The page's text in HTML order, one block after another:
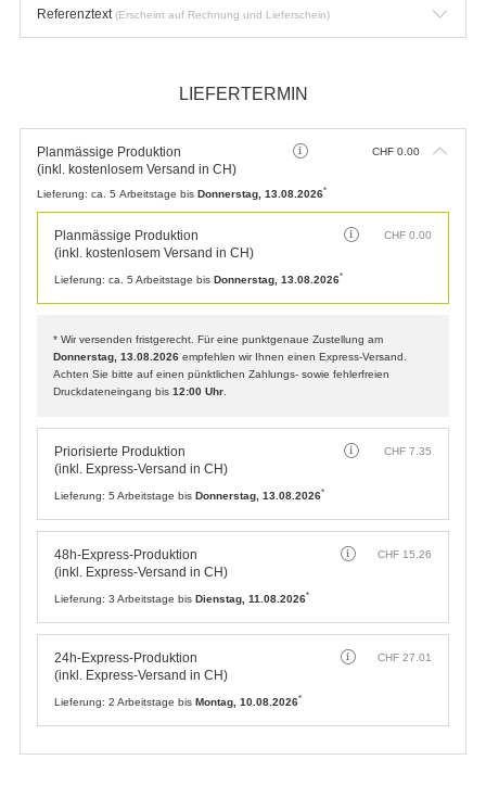
Referenztext (Erscheint auf Rechnung und Lieferschein)
LIEFERTERMIN
Planmässige Produktion
(inkl. kostenlosem Versand in CH)
CHF 0.00
Lieferung: ca. 5 Arbeitstage bis Donnerstag, 13.08.2026*
Planmässige Produktion
(inkl. kostenlosem Versand in CH)
CHF 0.00
Lieferung: ca. 5 Arbeitstage bis Donnerstag, 13.08.2026*
* Wir versenden fristgerecht. Für eine punktgenaue Zustellung am
Donnerstag, 13.08.2026 empfehlen wir Ihnen einen Express-Versand.
Achten Sie bitte auf einen pünktlichen Zahlungs- sowie fehlerfreien
Druckdateneingang bis 12:00 Uhr
Priorisierte Produktion
(inkl. Express-Versand in CH)
CHF 7.35
Lieferung: 5 Arbeitstage bis Donnerstag, 13.08.2026*
48h-Express-Produktion
(inkl. Express-Versand in CH)
CHF 15.26
Lieferung: 3 Arbeitstage bis Dienstag, 11.08.2026*
24h-Express-Produktion
(inkl. Express-Versand in CH)
CHF 27.01
Lieferung: 2 Arbeitstage bis Montag, 10.08.2026*